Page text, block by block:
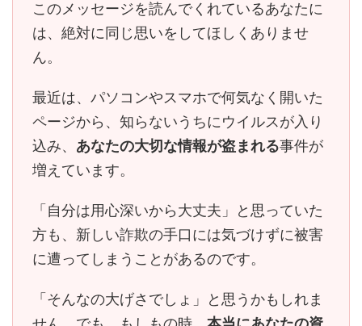
このメッセージを読んでくれているあなたに
は、 絶対に同じ思いをしてほしくありませ
ん。
最近は、パソコンやスマホで何気なく開いた
ページから、知らないうちにウイルスが入り
込み、 あなたの大切な情報が盗まれる事件が
増えています。
「自分は用心深いから大丈夫」と思っていた
方も、 新しい詐欺の手口には気づけずに被害
に遭ってしまう ことがあるのです。
「そんなの大げさでしょ」と思うかもしれま